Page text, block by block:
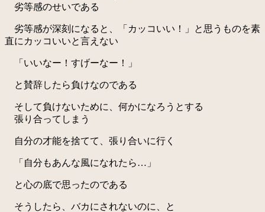
劣等感のせいである
劣等感が深刻になると、「カッコいい！」と思うものを素
直にカッコいいと言えない
「いいなー！すげーなー！」
と賛辞したら負けなのである
そして負けないために、何かになろうとする
張り合ってしまう
自分の才能を捨てて、張り合いに行く
「自分もあんな風になれたら…」
と心の底で思ったのである
そうしたら、バカにされないのに、と